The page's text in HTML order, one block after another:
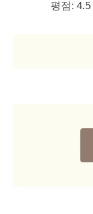
평점:4.5